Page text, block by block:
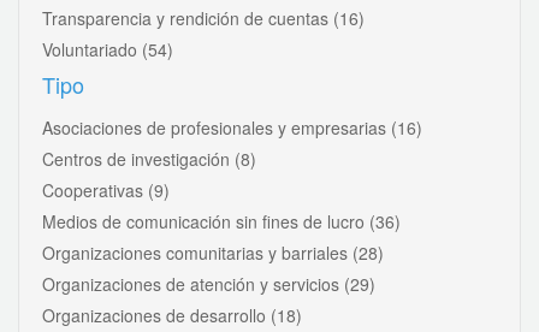
Transparencia y rendición de cuentas (16)
Voluntariado (54)
Tipo
Asociaciones de profesionales y empresarias (16)
Centros de investigación (8)
Cooperativas (9)
Medios de comunicación sin fines de lucro (36)
Organizaciones comunitarias y barriales (28)
Organizaciones de atención y servicios (29)
Organizaciones de desarrollo (18)